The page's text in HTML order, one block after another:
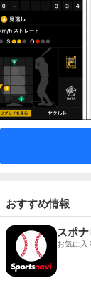
おすすめ情報
スポ
お気に入